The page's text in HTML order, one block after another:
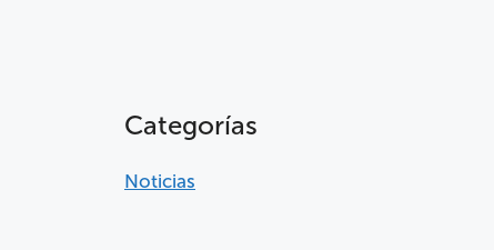
Categorías
Noticias